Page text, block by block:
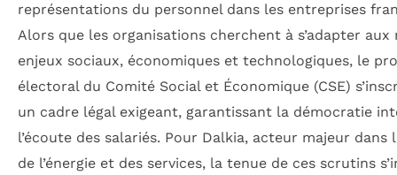
représentations du personnel dans les entreprises
Alors que les organisations cherchent à s’adapter aux
enjeux sociaux, économiques et technologiques, le
électoral du Comité Social et Économique (CSE)
un cadre légal exigeant, garantissant la démocratie
l’écoute des salariés. Pour Dalkia, acteur majeur dans
de l’énergie et des services, la tenue de ces scrutins